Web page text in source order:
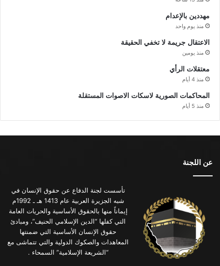
مهددين بالإعدام
منذ يوم واحد
الاعتقال جريمة لا تخفي الحقيقة
منذ يومين
معتقلات الرأي
منذ 4 أيام
المحاكمات الصورية لاسكات الاصوات المستقلة
منذ 5 أيام
عن اللجنة
تأسست لجنة الدفاع عن حقوق الإنسان في
شبه الجزيرة العربية عام 1413 هـ ـ 1992م
إيماناً منها بالحقوق الأساسية والحريات العامة
التي كفلها “الدين الإسلامي الحنيف”، ومبادئ
حقوق الإنسان الأساسية التي ضمنتها
المعاهدات والصكوك الدولية والتي تتماشى مع
“الشريعة الإسلامية” السمحاء .